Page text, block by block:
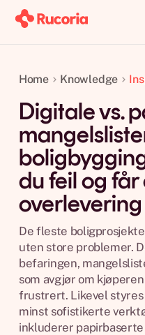
Home Knowledge
Digitale vs.
du feil og
overlevering
De fleste
uten store problemer.
befaringen,
som avgjør om
frustrert. Likevel
minst sofistikerte
inkluderer